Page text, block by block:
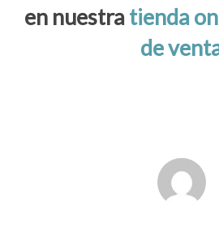
en nuestratienda
de